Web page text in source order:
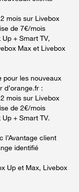
mois sur Livebox
de 7€/mois
+ Smart TV,
Max et Livebox
pour les nouveaux
d’orange.fr :
mois sur Livebox
de 2€/mois
+ Smart TV.
l’Avantage client
identifié
Up et Max, Livebox